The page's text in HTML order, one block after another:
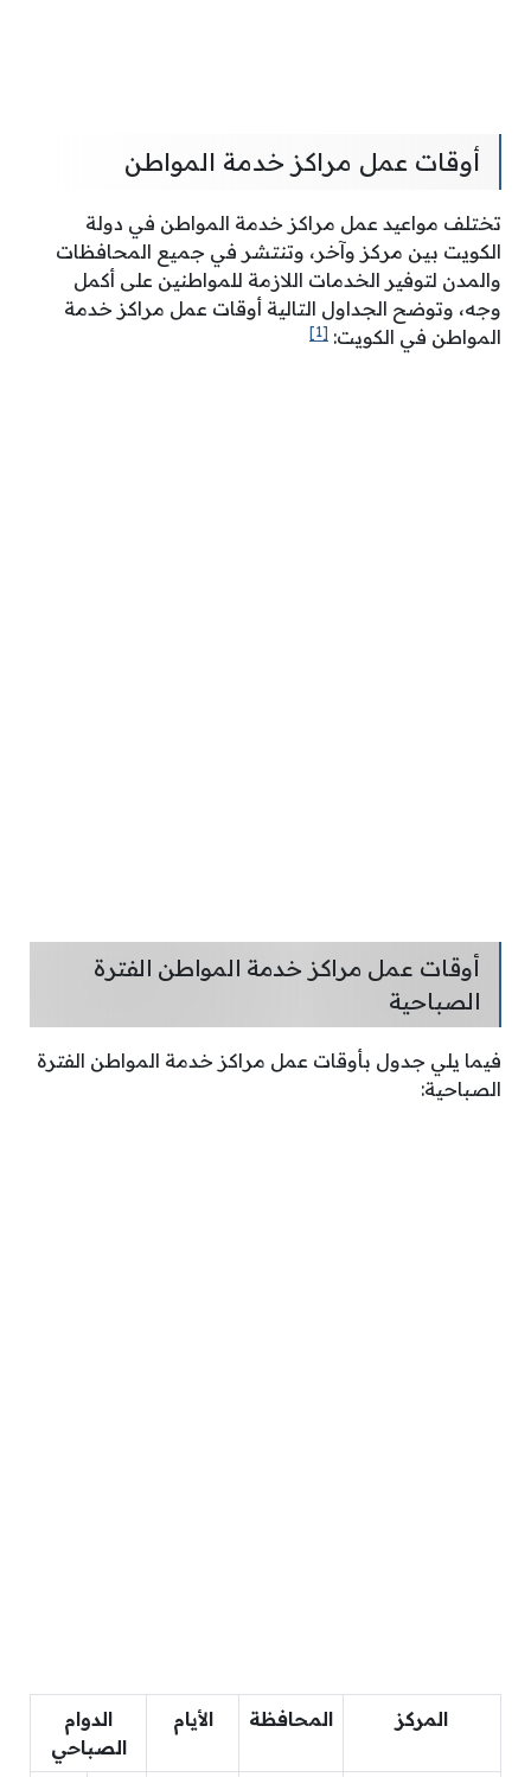
أوقات عمل مراكز خدمة المواطن
تختلف مواعيد عمل مراكز خدمة المواطن في دولة
الكويت بين مركز وآخر، وتنتشر في جميع المحافظات
والمدن لتوفير الخدمات اللازمة للمواطنين على أكمل
وجه، وتوضح الجداول التالية أوقات عمل مراكز خدمة
المواطن في الكويت: [1]
أوقات عمل مراكز خدمة المواطن الفترة
الصباحية
فيما يلي جدول بأوقات عمل مراكز خدمة المواطن الفترة
الصباحية:
المركز المحافظة الأيام
الدوام
الصباحي